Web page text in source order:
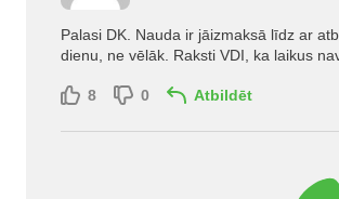
Palasi DK. Nauda ir jāizmaksā līdz ar
dienu, ne vēlāk. Raksti VDI, ka laikus
8 0 Atbildēt